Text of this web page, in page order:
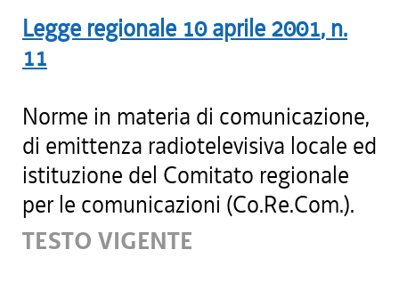
Legge regionale 10 aprile 2001, n.
11
Norme in materia di comunicazione,
di emittenza radiotelevisiva locale ed
istituzione del Comitato regionale
per le comunicazioni (Co.Re.Com.).
TESTO VIGENTE